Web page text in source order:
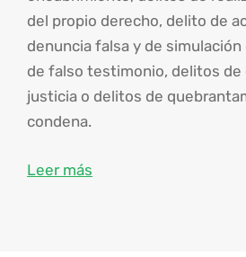
del propio derecho, delito de
denuncia falsa y de
de falso testimonio, delitos de
justicia o delitos de
condena.
Leer más